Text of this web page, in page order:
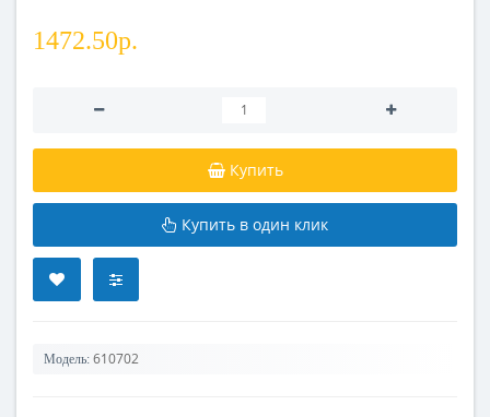
1472.50р.
Купить
Купить в один клик
Модель: 610702